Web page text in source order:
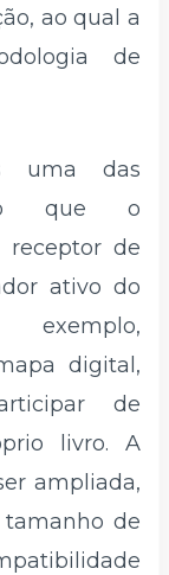
ao qual a
de
uma das
que o
de
ativo do
exemplo,
digital,
de
livro. A
ampliada,
de